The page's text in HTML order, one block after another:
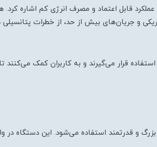
قابل اعتماد و مصرف انرژی کم اشاره کرد.
و جریان‌های بیش از حد، از خطرات
قرار می‌گیرند و به کاربران کمک می‌کنند
و قدرتمند استفاده می‌شود. این دستگاه